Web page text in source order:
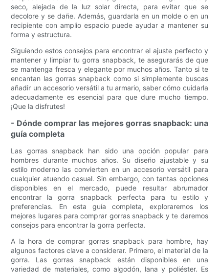
seco, alejada de la luz solar directa, para evitar que se
decolore y se dañe. Además, guardarla en un molde o en un
recipiente con amplio espacio puede ayudar a mantener su
forma y estructura.
Siguiendo estos consejos para encontrar el ajuste perfecto y
mantener y limpiar tu gorra snapback, te asegurarás de que
se mantenga fresca y elegante por muchos años. Tanto si te
encantan las gorras snapback como si simplemente buscas
añadir un accesorio versátil a tu armario, saber cómo cuidarla
adecuadamente es esencial para que dure mucho tiempo.
¡Que la disfrutes!
- Dónde comprar las mejores gorras snapback: una
guía completa
Las gorras snapback han sido una opción popular para
hombres durante muchos años. Su diseño ajustable y su
estilo moderno las convierten en un accesorio versátil para
cualquier atuendo casual. Sin embargo, con tantas opciones
disponibles en el mercado, puede resultar abrumador
encontrar la gorra snapback perfecta para tu estilo y
preferencias. En esta guía completa, exploraremos los
mejores lugares para comprar gorras snapback y te daremos
consejos para encontrar la gorra perfecta.
A la hora de comprar gorras snapback para hombre, hay
algunos factores clave a considerar. Primero, el material de la
gorra. Las gorras snapback están disponibles en una
variedad de materiales, como algodón, lana y poliéster. Es